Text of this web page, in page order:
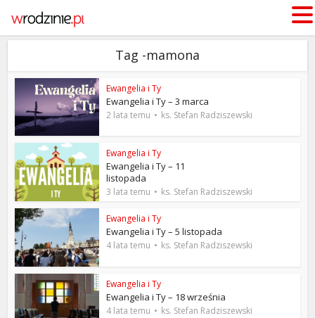
Tag -mamona
Ewangelia i Ty
Ewangelia i Ty – 3 marca
2 lata temu ks. Stefan Radziszewski
Ewangelia i Ty
Ewangelia i Ty – 11
listopada
3 lata temu ks. Stefan Radziszewski
Ewangelia i Ty
Ewangelia i Ty – 5 listopada
4 lata temu ks. Stefan Radziszewski
Ewangelia i Ty
Ewangelia i Ty – 18 września
4 lata temu ks. Stefan Radziszewski